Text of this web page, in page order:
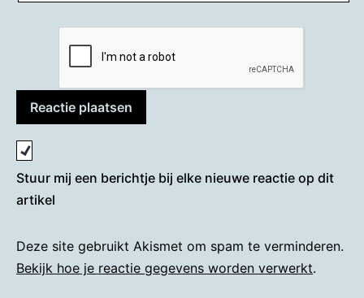
Stuur mij een berichtje bij elke nieuwe reactie op dit
artikel
Deze site gebruikt Akismet om spam te verminderen.
Bekijk hoe je reactie gegevens worden verwerkt.